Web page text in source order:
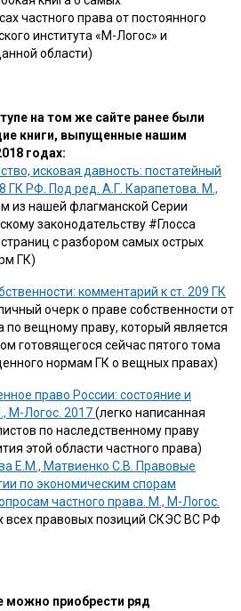
частного права от постоянного
института «М-Логос» и
области)
на том же сайте ранее были
книги, выпущенные нашим
годах:
исковая давность: постатейный
ГК РФ. Под ред. А.Г. Карапетова. М.,
из нашей флагманской Серии
законодательству #Глосса
с разбором самых острых
ГК)
комментарий к ст. 209 ГК
очерк о праве собственности от
по вещному праву, который является
готовящегося сейчас пятого тома
нормам ГК о вещных правах)
право России: состояние и
М-Логос. 2017(легко написанная
по наследственному праву
этой области частного права)
Е.М., Матвиенко С.В. Правовые
по экономическим спорам
частного права. М., М-Логос.
всех правовых позиций СКЭС ВС РФ
можно приобрести ряд